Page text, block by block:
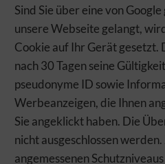
Sind Sie über eine von
unsere Webseite gelangt,
Cookie auf Ihr Gerät gesetzt.
nach 30 Tagen seine
pseudonyme ID sowie
Werbeanzeigen, die Ihnen
Sie angeklickt haben. Die
nicht ausgeschlossen
angemessenen